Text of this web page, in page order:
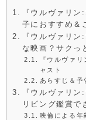
『ウルヴァリ
子におすすめ＆
『ウルヴァリ
な映画？サクっ
『ウルヴァ
ャスト
あらすじ＆予
『ウルヴァリ
リビング鑑賞で
映倫による年